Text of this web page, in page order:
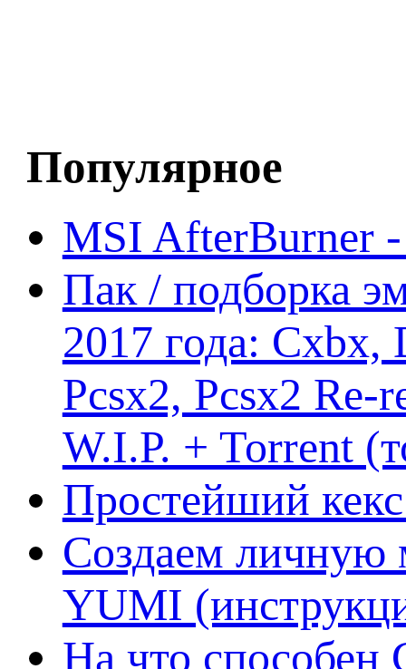
Популярное
MSI AfterBurner
Пак / подборка
2017 года:
Pcsx2, Pcsx2
W.I.P. + Torrent
Простейший кекс
Создаем личную
YUMI
На что способен